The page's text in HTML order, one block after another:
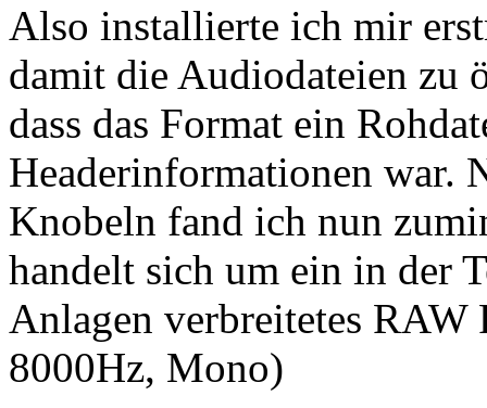
Also installierte ich mir
damit die Audiodateien zu
dass das Format ein
Headerinformationen war.
Knobeln fand ich nun
handelt sich um ein in der
Anlagen verbreitetes
8000Hz, Mono)